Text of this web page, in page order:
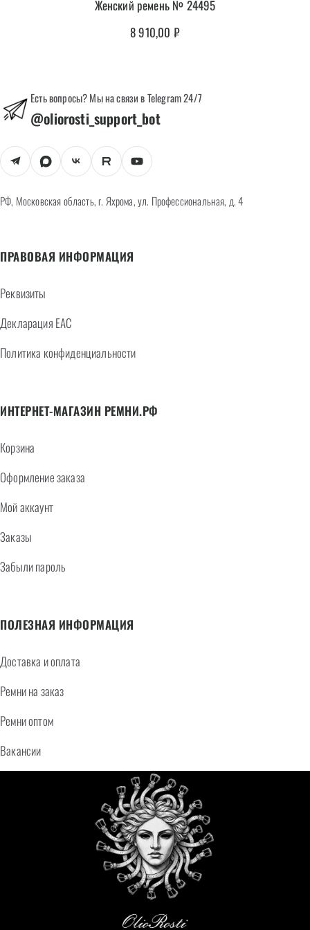
Женский ремень № 24495
8 910,00 ₽
Есть вопросы? Мы на связи в Telegram 24/7
@oliorosti_support_bot
РФ, Московская область, г. Яхрома, ул. Профессиональная, д. 4
ПРАВОВАЯ ИНФОРМАЦИЯ
Реквизиты
Декларация EAC
Политика конфиденциальности
ИНТЕРНЕТ-МАГАЗИН РЕМНИ.РФ
Корзина
Оформление заказа
Мой аккаунт
Заказы
Забыли пароль
ПОЛЕЗНАЯ ИНФОРМАЦИЯ
Доставка и оплата
Ремни на заказ
Ремни оптом
Вакансии